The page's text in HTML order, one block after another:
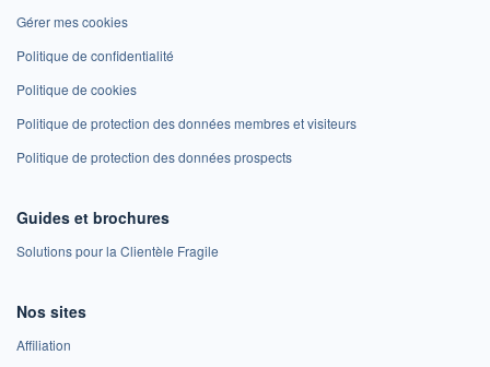
Gérer mes cookies
Politique de confidentialité
Politique de cookies
Politique de protection des données membres et visiteurs
Politique de protection des données prospects
Guides et brochures
Solutions pour la Clientèle Fragile
Nos sites
Affiliation